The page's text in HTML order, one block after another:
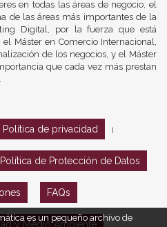
en todas las áreas de negocio, el
de las áreas más importantes de la
Digital, por la fuerza que está
Máster en Comercio Internacional,
de los negocios, y el Máster
que cada vez más prestan
Política de privacidad
Política de Protección de Datos
FAQs
y Medio Ambiente
es un pequeño archivo de